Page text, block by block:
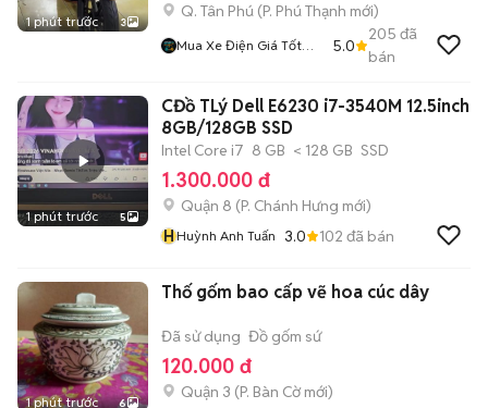
1 phút trước 3
Q. Tân Phú (P. Phú Thạnh mới)
Mua Xe Điện Giá Tốt
5.0
205 đã
bán
1 phút trước 5
CĐồ TLý Dell E6230 i7-3540M 12.5inch
8GB/128GB SSD
Intel Core i7 8 GB < 128 GB SSD
1.300.000 đ
Quận 8 (P. Chánh Hưng mới)
HHuỳnh Anh Tuấn 3.0 102 đã bán
1 phút trước 6
Thố gốm bao cấp vẽ hoa cúc dây
Đã sử dụng Đồ gốm sứ
120.000 đ
Quận 3 (P. Bàn Cờmới)